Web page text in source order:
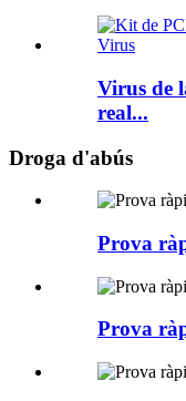
Virus de
real...
Droga d'abús
Prova
Prova